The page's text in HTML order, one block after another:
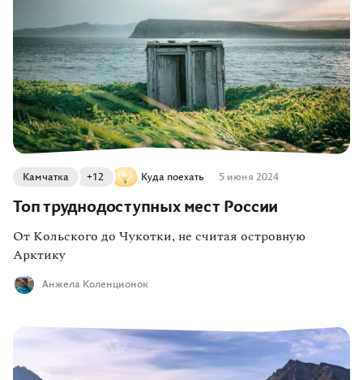
Куда поехать
+12
Камчатка 5 июня 2024
Топ труднодоступных мест России
От Кольского до Чукотки, не считая островную
Арктику
Анжела Коленционок